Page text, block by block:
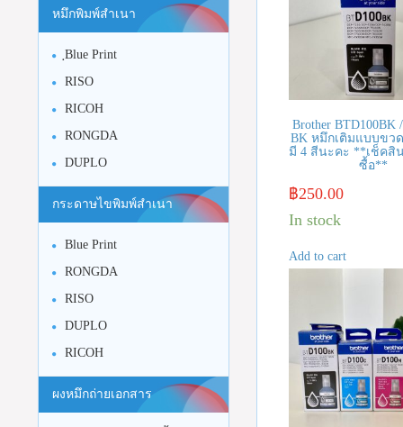
Brother BTD100BK
BK หมึกเติมแบบขว
มี 4 สีนะคะ **เช็คสิ
ซื้อ**
฿250.00
In stock
Add to cart
หมึกพิมพ์สำเนา
ฺBlue Print
RISO
RICOH
RONGDA
DUPLO
กระดาษไขพิมพ์สำเนา
Blue Print
RONGDA
RISO
DUPLO
RICOH
ผงหมึกถ่ายเอกสาร